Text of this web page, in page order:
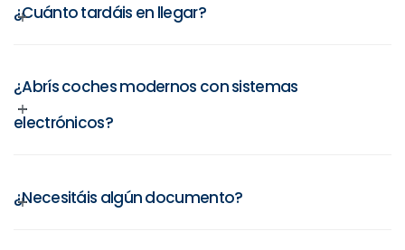
¿Cuánto tardáis en llegar?
¿Abrís coches modernos con sistemas
electrónicos?
¿Necesitáis algún documento?